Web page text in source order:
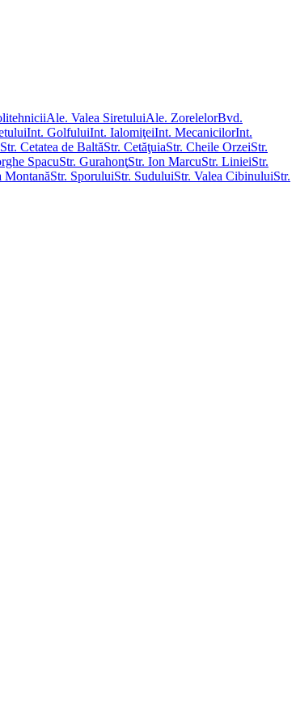
Ale. Valea SiretuluiAle. ZorelelorBvd.
Int. GolfuluiInt. IalomiţeiInt. MecanicilorInt.
Str. Cetatea de BaltăStr. CetăţuiaStr. Cheile OrzeiStr.
SpacuStr. GurahonţStr. Ion MarcuStr. LinieiStr.
MontanăStr. SporuluiStr. SuduluiStr. Valea CibinuluiStr.